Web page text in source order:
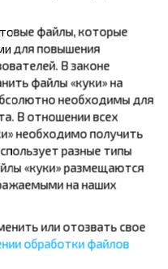
файлы, которые
для повышения
В законе
файлы «куки» на
необходимы для
В отношении всех
необходимо получить
разные типы
«куки» размещаются
на наших
или отозвать свое
обработки файлов